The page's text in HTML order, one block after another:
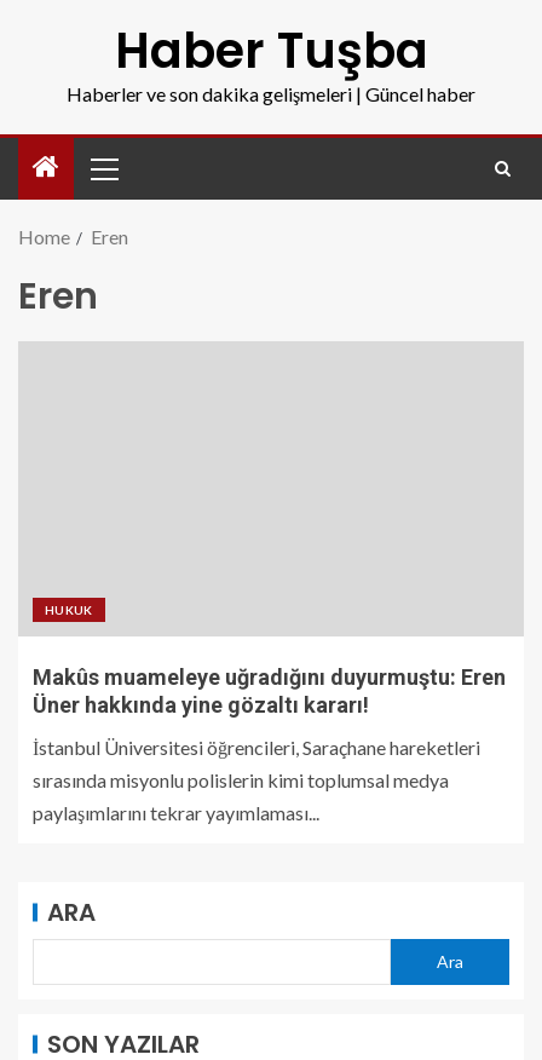
Haber Tuşba
Haberler ve son dakika gelişmeleri | Güncel haber
Home Eren
Eren
HUKUK
Makûs muameleye uğradığını duyurmuştu: Eren
Üner hakkında yine gözaltı kararı!
İstanbul Üniversitesi öğrencileri, Saraçhane hareketleri
sırasında misyonlu polislerin kimi toplumsal medya
paylaşımlarını tekrar yayımlaması...
ARA
Ara
SON YAZILAR